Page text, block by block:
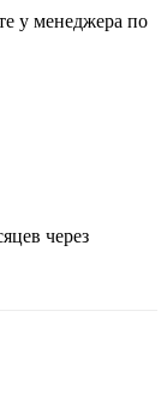
у менеджера по
через